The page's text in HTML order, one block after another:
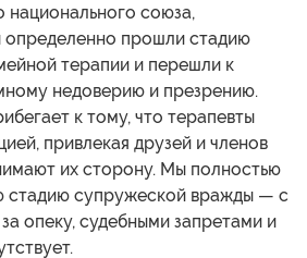
национального союза,
прошли стадию
терапии и перешли к
недоверию и презрению.
к тому, что терапевты
привлекая друзей и членов
их сторону. Мы полностью
стадию супружеской вражды — с
опеку, судебными запретами и